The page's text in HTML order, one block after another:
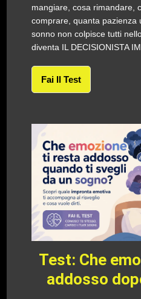
mangiare, cosa rimandare,
comprare, quanta pazienza
sonno non colpisce tutti
diventa IL DECISIONISTA
Fai Il Test
Test: Che
addosso